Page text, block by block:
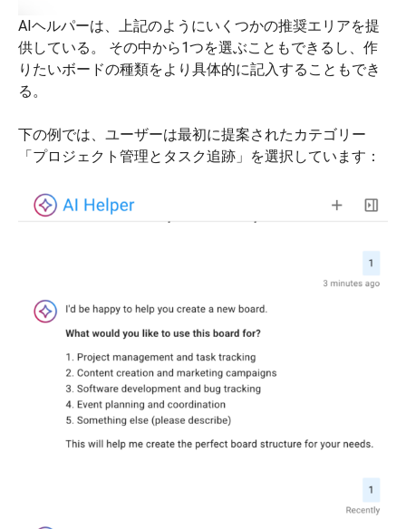
AIヘルパーは、上記のようにいくつかの推奨エリアを提
供している。 その中から1つを選ぶこともできるし、作
りたいボードの種類をより具体的に記入することもでき
る。
下の例では、ユーザーは最初に提案されたカテゴリー
「プロジェクト管理とタスク追跡」を選択しています：